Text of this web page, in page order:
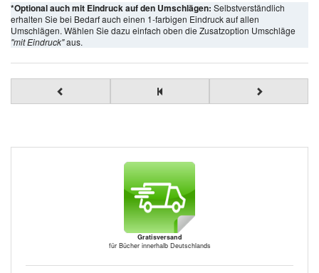
*Optional auch mit Eindruck auf den Umschlägen: Selbstverständlich
erhalten Sie bei Bedarf auch einen 1-farbigen Eindruck auf allen
Umschlägen. Wählen Sie dazu einfach oben die Zusatzoption Umschläge
"mit Eindruck"aus.
Gratisversand
für Bücher innerhalb Deutschlands